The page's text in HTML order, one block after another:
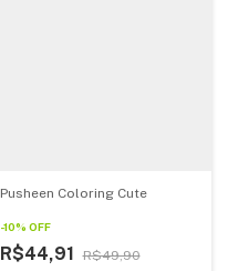
Pusheen Coloring Cute
-10% OFF
R$44,91
R$49,90